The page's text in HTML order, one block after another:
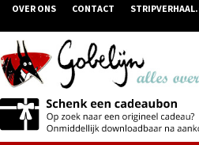
OVER ONS CONTACT